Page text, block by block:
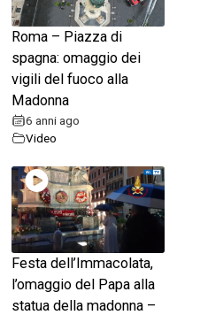
Roma – Piazza di
spagna: omaggio dei
vigili del fuoco alla
Madonna
6 anni ago
Video
Festa dell’Immacolata,
l’omaggio del Papa alla
statua della madonna –